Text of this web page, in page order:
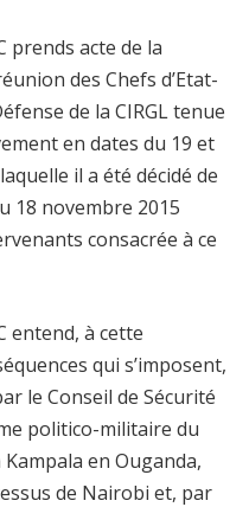
prends acte de la
des Chefs d’Etat-
de la CIRGL tenue
en dates du 19 et
il a été décidé de
18 novembre 2015
consacrée à ce
entend, à cette
qui s’imposent,
le Conseil de Sécurité
politico-militaire du
en Ouganda,
de Nairobi et, par